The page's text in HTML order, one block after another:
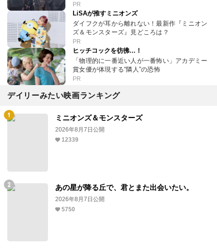
PR
LiSAが推すミニオンズ
ダイフクが耳から離れない！最新作『ミニオン
ズ＆モンスターズ』見どころは？
PR
ヒッチコックを彷彿…！
「物理的に一番近い人が一番怖い」アカデミー
賞女優が体現する“隣人”の恐怖
PR
デイリーみたい映画ランキング
ミニオンズ＆モンスターズ
2026年8月7日公開
12339
あの星が降る丘で、君とまた出会いたい。
2026年8月7日公開
5750